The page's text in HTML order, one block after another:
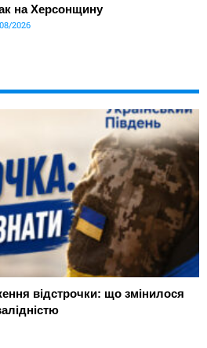
на Херсонщину
2026
відстрочки: що змінилося